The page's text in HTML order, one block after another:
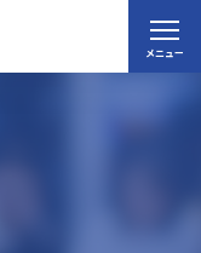
メニュー